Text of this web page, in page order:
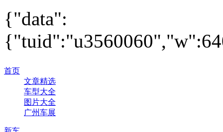
{"data":
首页
文章精选
车型大全
图片大全
广州车展